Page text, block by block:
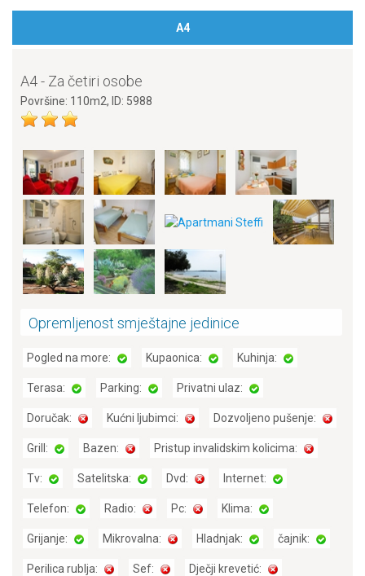
A4
A4 - Za četiri osobe
Površine: 110m2, ID: 5988
Opremljenost smještajne jedinice
Pogled na more: Kupaonica: Kuhinja:
Terasa: Parking: Privatni ulaz:
Doručak: Kućni ljubimci: Dozvoljeno pušenje:
Grill: Bazen: Pristup invalidskim kolicima:
Tv: Satelitska: Dvd: Internet:
Telefon: Radio: Pc: Klima:
Grijanje: Mikrovalna: Hladnjak: čajnik:
Perilica rublja: Sef: Dječji krevetić: